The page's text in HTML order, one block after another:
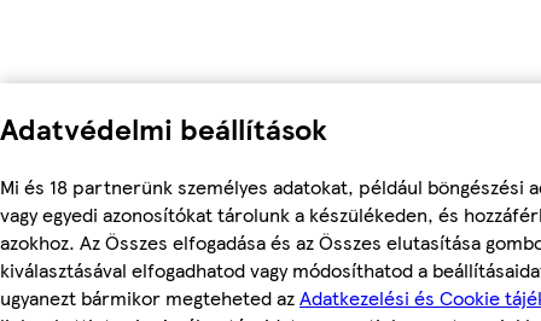
Adatvédelmi beállítások
Mi és 18 partnerünk személyes adatokat, például böngészési
vagy egyedi azonosítókat tárolunk a készülékeden, és
azokhoz. Az Összes elfogadása és az Összes elutasítása
kiválasztásával elfogadhatod vagy módosíthatod a
ugyanezt bármikor megteheted azAdatkezelési és Cookie